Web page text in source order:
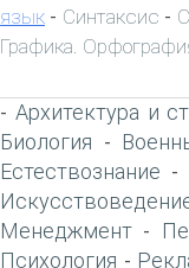
язык - Синтаксис -
Графика.
- Архитектура и
Биология -
Естествознание -
Менеджмент -
Психология -